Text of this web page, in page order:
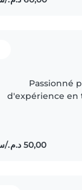
Passionné
d'expérience en